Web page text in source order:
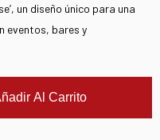
un diseño único para una
eventos, bares y
Al Carrito